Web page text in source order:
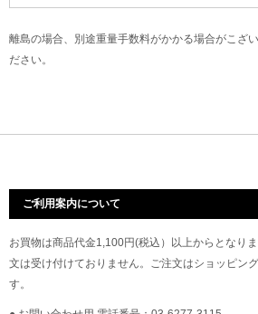
離島の場合、別途重量手数料がかかる場合がこざ
ださい。
ご利用案内について
お買物は商品代金1,100円(税込）以上からとなり
文は受け付けておりません。ご注文はショッピン
す。